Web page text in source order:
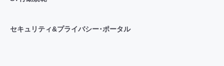
セキュリティ&プライバシー･ポータル